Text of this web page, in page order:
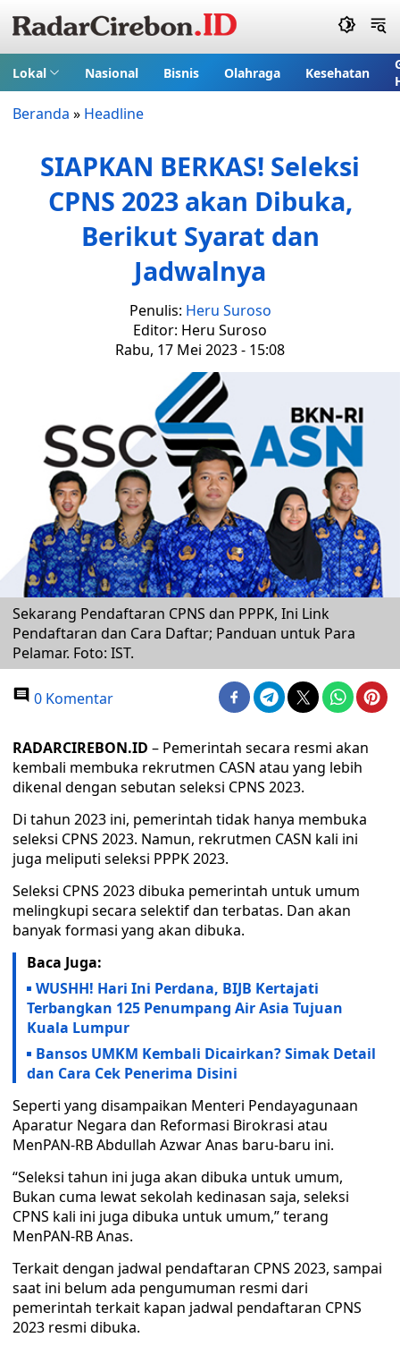
Lokal Nasional Bisnis Olahraga Kesehatan
Beranda » Headline
SIAPKAN BERKAS! Seleksi
CPNS 2023 akan Dibuka,
Berikut Syarat dan
Jadwalnya
Penulis: Heru Suroso
Editor: Heru Suroso
Rabu, 17 Mei 2023 - 15:08
Sekarang Pendaftaran CPNS dan PPPK, Ini Link
Pendaftaran dan Cara Daftar; Panduan untuk Para
Pelamar. Foto: IST.
0 Komentar
RADARCIREBON.ID – Pemerintah secara resmi akan
kembali membuka rekrutmen CASN atau yang lebih
dikenal dengan sebutan seleksi CPNS 2023.
Di tahun 2023 ini, pemerintah tidak hanya membuka
seleksi CPNS 2023. Namun, rekrutmen CASN kali ini
juga meliputi seleksi PPPK 2023.
Seleksi CPNS 2023 dibuka pemerintah untuk umum
melingkupi secara selektif dan terbatas. Dan akan
banyak formasi yang akan dibuka.
Baca Juga:
WUSHH! Hari Ini Perdana, BIJB Kertajati
Terbangkan 125 Penumpang Air Asia Tujuan
Kuala Lumpur
Bansos UMKM Kembali Dicairkan? Simak Detail
dan Cara Cek Penerima Disini
Seperti yang disampaikan Menteri Pendayagunaan
Aparatur Negara dan Reformasi Birokrasi atau
MenPAN-RB Abdullah Azwar Anas baru-baru ini.
“Seleksi tahun ini juga akan dibuka untuk umum,
Bukan cuma lewat sekolah kedinasan saja, seleksi
CPNS kali ini juga dibuka untuk umum,” terang
MenPAN-RB Anas.
Terkait dengan jadwal pendaftaran CPNS 2023, sampai
saat ini belum ada pengumuman resmi dari
pemerintah terkait kapan jadwal pendaftaran CPNS
2023 resmi dibuka.